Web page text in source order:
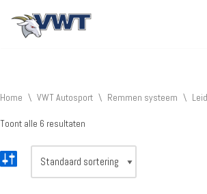
Home \ VWT Autosport \ Remmen systeem \
Toont alle 6 resultaten